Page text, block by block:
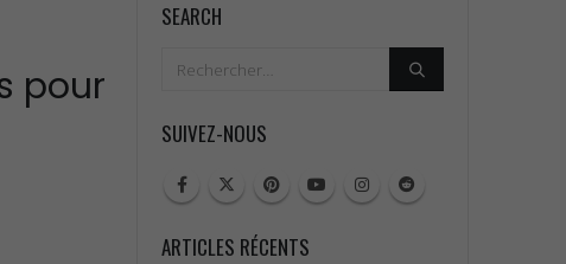
pour
SEARCH
SUIVEZ-NOUS
ARTICLES RÉCENTS